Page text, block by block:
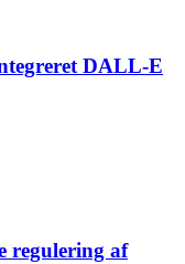
DALL-E
regulering af